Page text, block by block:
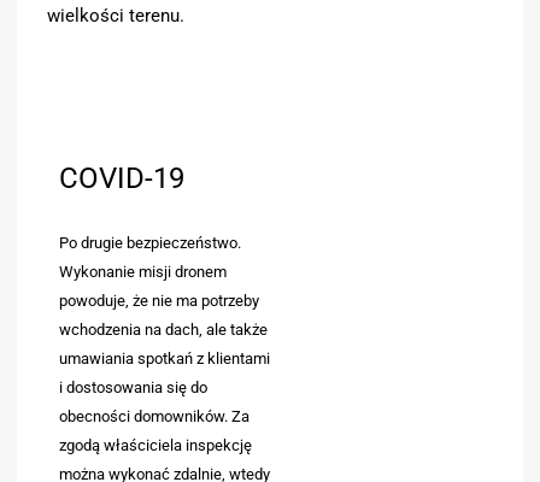
wielkości terenu.
COVID-19
Po drugie bezpieczeństwo.
Wykonanie misji dronem
powoduje, że nie ma potrzeby
wchodzenia na dach, ale także
umawiania spotkań z klientami
i dostosowania się do
obecności domowników. Za
zgodą właściciela inspekcję
można wykonać zdalnie, wtedy